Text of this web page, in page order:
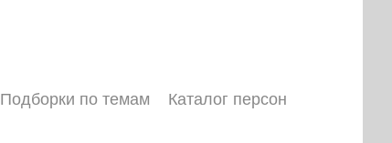
Подборки по темам
Каталог персон